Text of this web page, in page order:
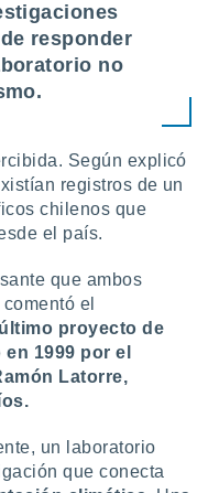
responder
no
Según explicó
registros de un
chilenos que
el país.
que ambos
el
último proyecto de
1999 por el
Latorre,
un laboratorio
que conecta